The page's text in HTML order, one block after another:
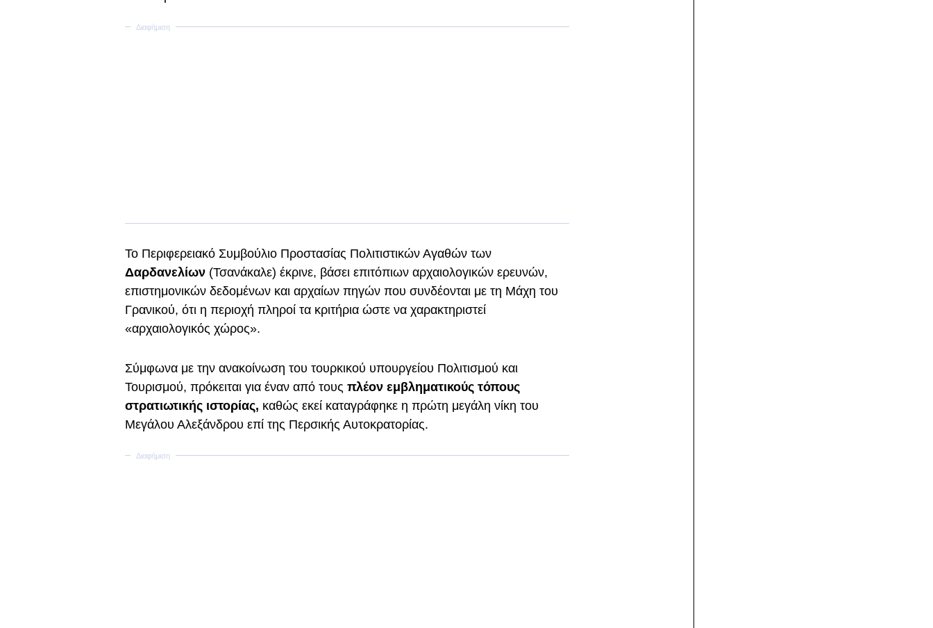
Το Περιφερειακό Συμβούλιο Προστασίας Πολιτιστικών Αγαθών των
Δαρδανελίων (Τσανάκαλε) έκρινε, βάσει επιτόπιων αρχαιολογικών ερευνών,
επιστημονικών δεδομένων και αρχαίων πηγών που συνδέονται με τη Μάχη του
Γρανικού, ότι η περιοχή πληροί τα κριτήρια ώστε να χαρακτηριστεί
«αρχαιολογικός χώρος».
Σύμφωνα με την ανακοίνωση του τουρκικού υπουργείου Πολιτισμού και
Τουρισμού, πρόκειται για έναν από τους πλέον εμβληματικούς τόπους
στρατιωτικής ιστορίας, καθώς εκεί καταγράφηκε η πρώτη μεγάλη νίκη του
Μεγάλου Αλεξάνδρου επί της Περσικής Αυτοκρατορίας.